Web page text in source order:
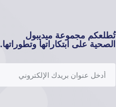
تُطلعكم مجموعة ميديبول
الصحية على ابتكاراتها وتطوراتها.